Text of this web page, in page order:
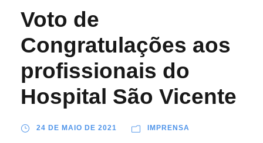
Voto de
Congratulações aos
profissionais do
Hospital São Vicente
24 DE MAIO DE 2021 IMPRENSA